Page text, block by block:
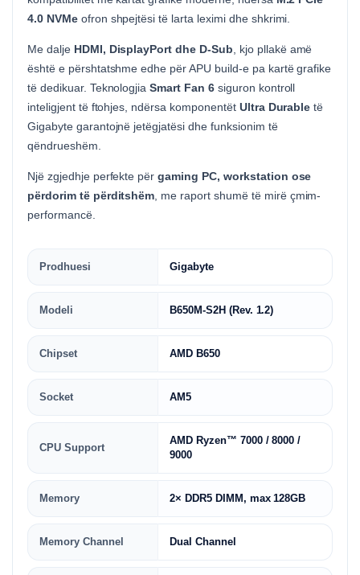
4.0 NVMeofron shpejtësi të larta leximi dhe shkrimi.
Me dalje HDMI, DisplayPort dhe D-Sub , kjo pllakë amë
është e përshtatshme edhe për APU build-e pa kartë grafike
të dedikuar. TeknologjiaSmart Fan 6siguron kontroll
inteligjent të ftohjes, ndërsa komponentët Ultra Durable të
Gigabyte garantojnë jetëgjatësi dhe funksionim të
qëndrueshëm.
Një zgjedhje perfekte përgaming PC, workstation ose
përdorim të përditshëm , me raport shumë të mirë çmim-
performancë.
Prodhuesi Gigabyte
Modeli B650M-S2H (Rev. 1.2)
Chipset AMD B650
Socket AM5
CPU Support
AMD Ryzen™ 7000 / 8000 /
9000
Memory 2× DDR5 DIMM, max 128GB
Memory Channel Dual Channel